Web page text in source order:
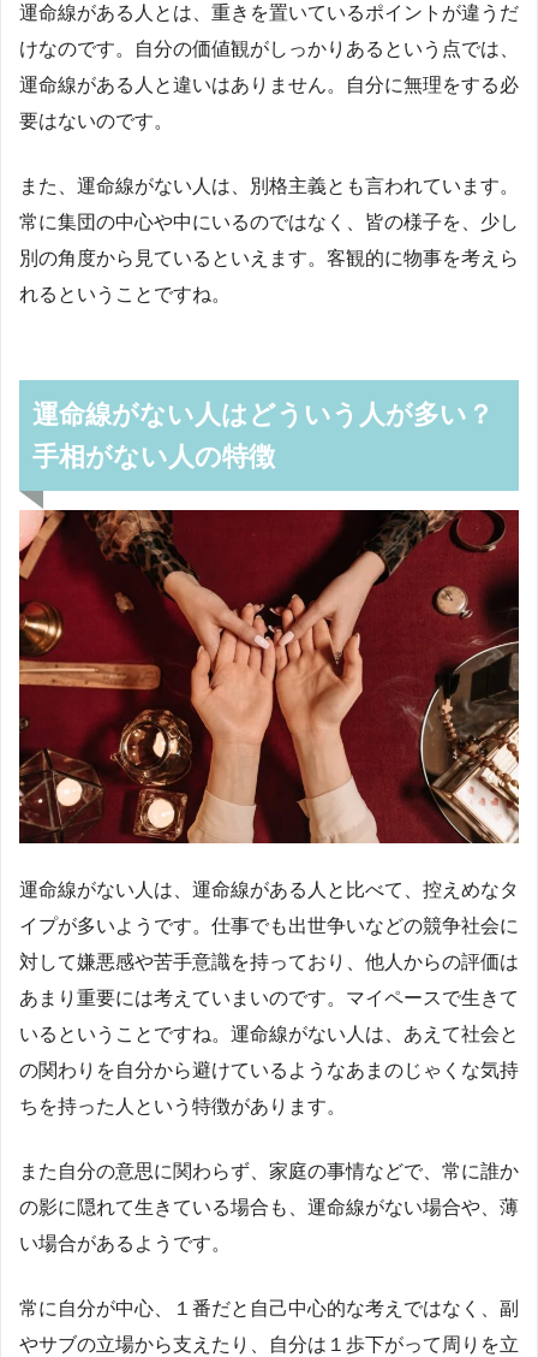
運命線がある人とは、重きを置いているポイントが違うだ
けなのです。自分の価値観がしっかりあるという点では、
運命線がある人と違いはありません。自分に無理をする必
要はないのです。
また、運命線がない人は、別格主義とも言われています。
常に集団の中心や中にいるのではなく、皆の様子を、少し
別の角度から見ているといえます。客観的に物事を考えら
れるということですね。
運命線がない人はどういう人が多い？
手相がない人の特徴
運命線がない人は、運命線がある人と比べて、控えめなタ
イプが多いようです。仕事でも出世争いなどの競争社会に
対して嫌悪感や苦手意識を持っており、他人からの評価は
あまり重要には考えていまいのです。マイペースで生きて
いるということですね。運命線がない人は、あえて社会と
の関わりを自分から避けているようなあまのじゃくな気持
ちを持った人という特徴があります。
また自分の意思に関わらず、家庭の事情などで、常に誰か
の影に隠れて生きている場合も、運命線がない場合や、薄
い場合があるようです。
常に自分が中心、１番だと自己中心的な考えではなく、副
やサブの立場から支えたり、自分は１歩下がって周りを立